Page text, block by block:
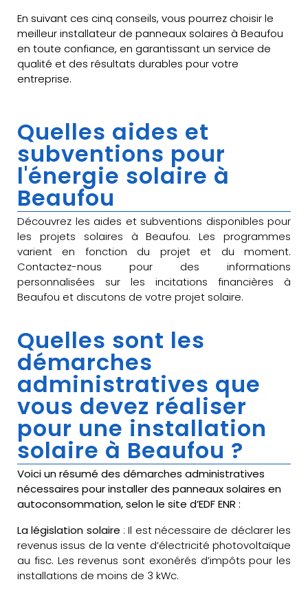
En suivant ces cinq conseils, vous pourrez choisir le
meilleur installateur de panneaux solaires à Beaufou
en toute confiance, en garantissant un service de
qualité et des résultats durables pour votre
entreprise.
Quelles aides et
subventions pour
l'énergie solaire à
Beaufou
Découvrez les aides et subventions disponibles pour
les projets solaires à Beaufou. Les programmes
varient en fonction du projet et du moment.
Contactez-nous pour des informations
personnalisées sur les incitations financières à
Beaufou et discutons de votre projet solaire.
Quelles sont les
démarches
administratives que
vous devez réaliser
pour une installation
solaire à Beaufou ?
Voici un résumé des démarches administratives
nécessaires pour installer des panneaux solaires en
autoconsommation, selon le site d’EDF ENR :
La législation solaire : Il est nécessaire de déclarer les
revenus issus de la vente d’électricité photovoltaïque
au fisc. Les revenus sont exonérés d’impôts pour les
installations de moins de 3 kWc.